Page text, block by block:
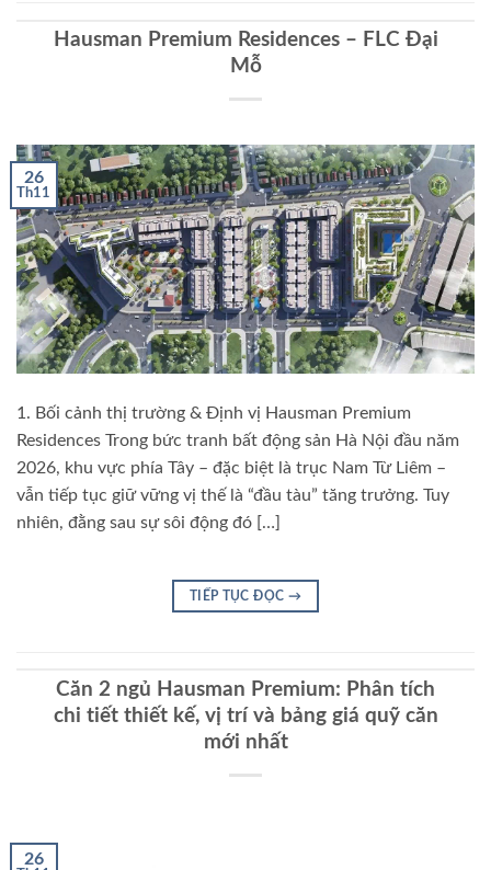
Hausman Premium Residences – FLC Đại
Mỗ
26
Th11
1. Bối cảnh thị trường & Định vị Hausman Premium
Residences Trong bức tranh bất động sản Hà Nội đầu năm
2026, khu vực phía Tây – đặc biệt là trục Nam Từ Liêm –
vẫn tiếp tục giữ vững vị thế là “đầu tàu” tăng trưởng. Tuy
nhiên, đằng sau sự sôi động đó […]
TIẾP TỤC ĐỌC →
Căn 2 ngủ Hausman Premium: Phân tích
chi tiết thiết kế, vị trí và bảng giá quỹ căn
mới nhất
26